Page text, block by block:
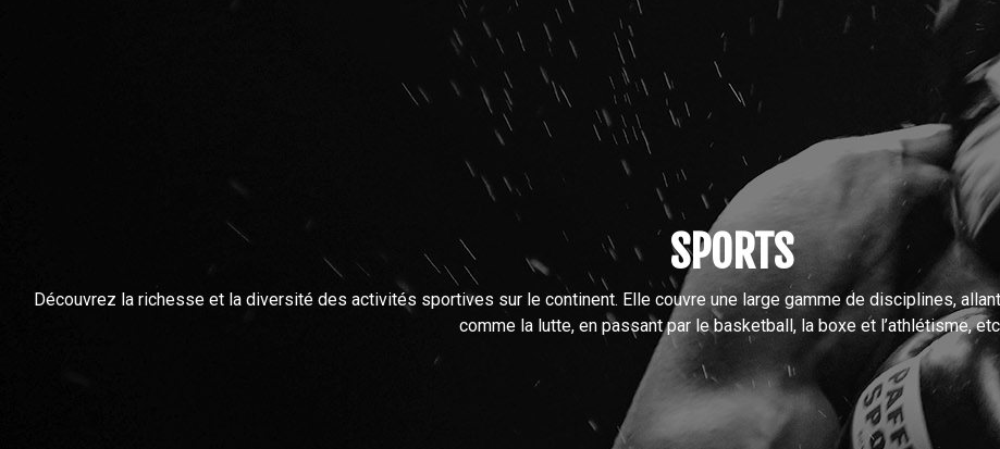
SPORTS
Découvrez la richesse et la diversité des activités sportives sur le continent. Elle couvre une large gamme de disciplines,
comme la lutte, en passant par le basketball, la boxe et l’athlétisme,